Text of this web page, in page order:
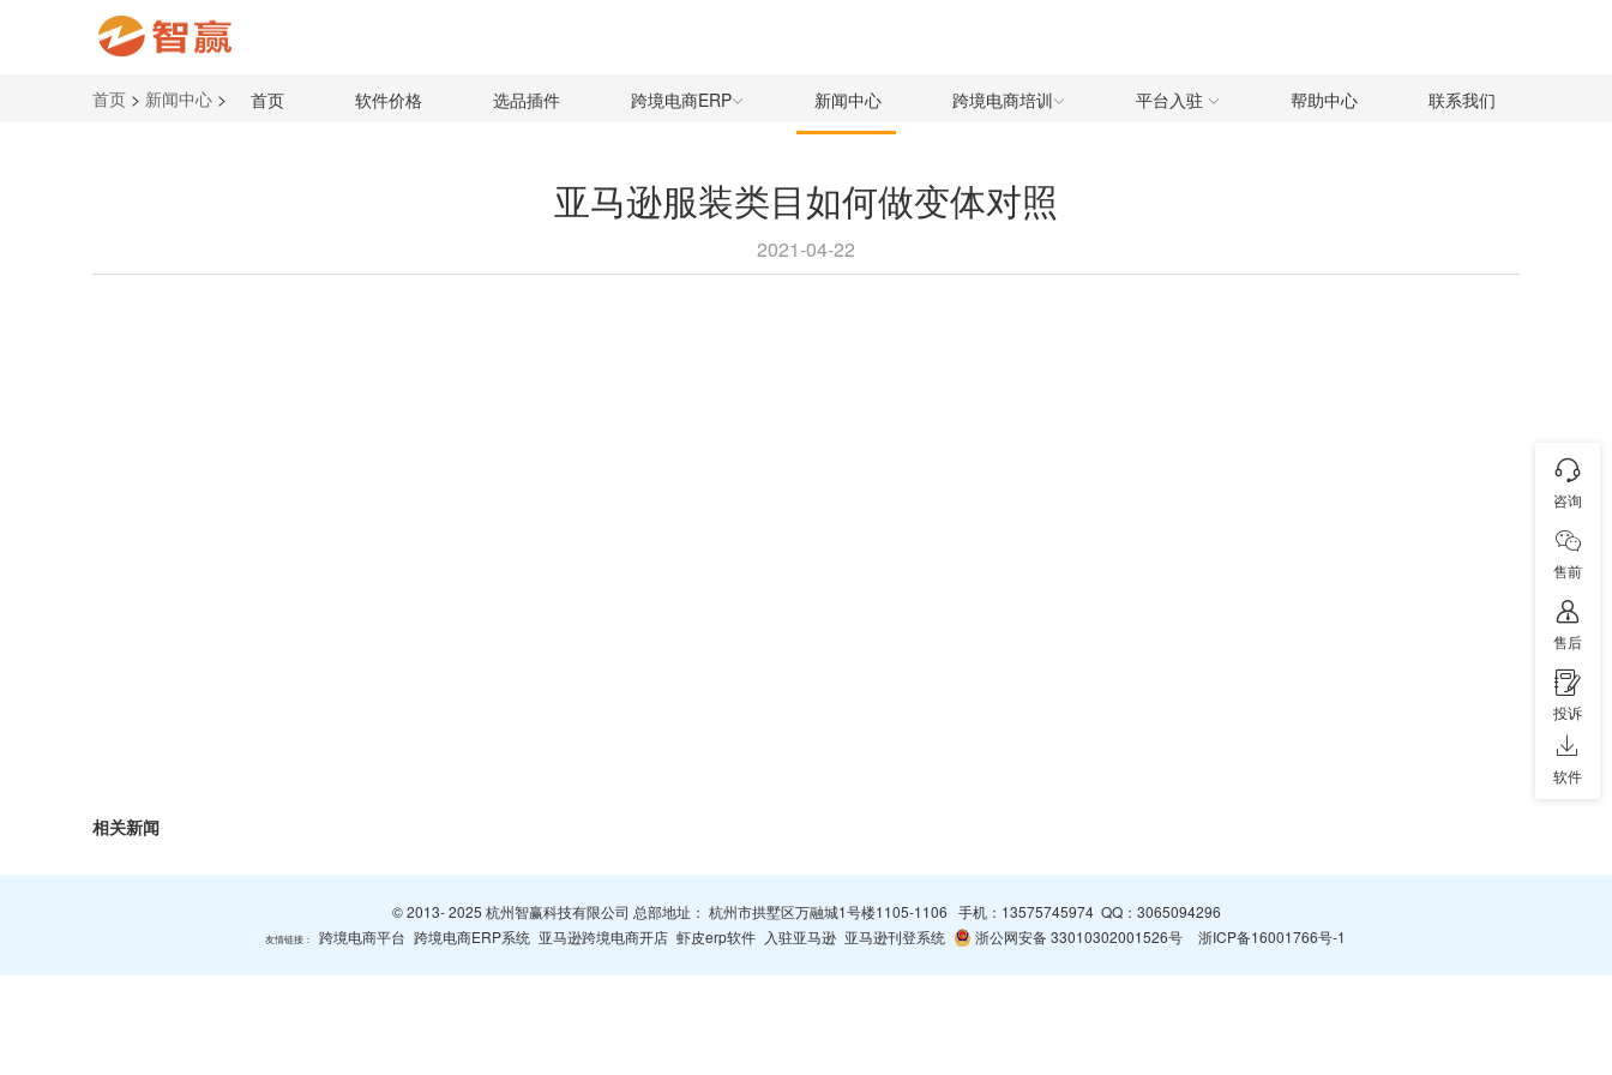
首页 软件价格 选品插件 跨境电商ERP 新闻中心 跨境电商培训 平台入驻 帮助中心 联系我们
首页 > 新闻中心 >
亚马逊服装类目如何做变体对照
2021-04-22
相关新闻
© 2013- 2025 杭州智赢科技有限公司 总部地址： 杭州市拱墅区万融城1号楼1105-1106 手机： 13575745974QQ： 3065094296
友情链接： 跨境电商平台 跨境电商ERP系统 亚马逊跨境电商开店 虾皮erp软件 入驻亚马逊 亚马逊刊登系统 浙公网安备 33010302001526号 浙ICP备16001766号-1
咨询
售前
售后
投诉
软件